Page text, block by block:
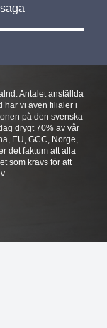
Antalet anställda
har vi även filialer i
på den svenska
drygt 70% av vår
EU, GCC, Norge,
det faktum att alla
som krävs för att